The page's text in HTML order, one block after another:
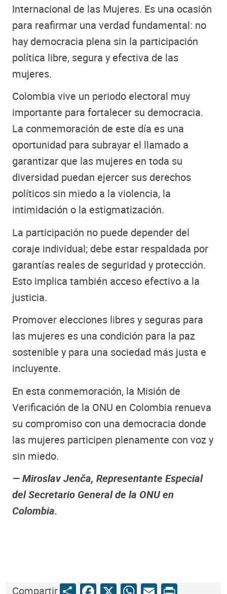
Internacional de las Mujeres. Es una ocasión
para reafirmar una verdad fundamental: no
hay democracia plena sin la participación
política libre, segura y efectiva de las
mujeres.
Colombia vive un periodo electoral muy
importante para fortalecer su democracia.
La conmemoración de este día es una
oportunidad para subrayar el llamado a
garantizar que las mujeres en toda su
diversidad puedan ejercer sus derechos
políticos sin miedo a la violencia, la
intimidación o la estigmatización.
La participación no puede depender del
coraje individual; debe estar respaldada por
garantías reales de seguridad y protección.
Esto implica también acceso efectivo a la
justicia.
Promover elecciones libres y seguras para
las mujeres es una condición para la paz
sostenible y para una sociedad más justa e
incluyente.
En esta conmemoración, la Misión de
Verificación de la ONU en Colombia renueva
su compromiso con una democracia donde
las mujeres participen plenamente con voz y
sin miedo.
— Miroslav Jenča, Representante Especial
del Secretario General de la ONU en
Colombia.
Compartir